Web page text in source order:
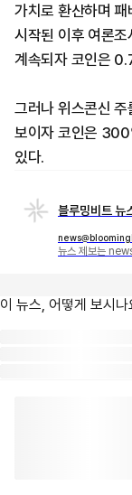
가치로 환산하며
시작된 이후 여론
계속되자 코인은
그러나 위스콘신
보이자 코인은
있다.
블루밍비트 뉴
뉴스 제보는
이 뉴스, 어떻게 보시나